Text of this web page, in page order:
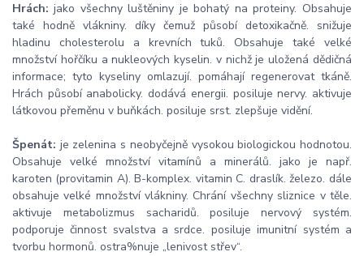
Hrách: jako všechny luštěniny je bohatý na proteiny. Obsahuje
také hodně vlákniny. díky čemuž působí detoxikačně. snižuje
hladinu cholesterolu a krevních tuků. Obsahuje také velké
množství hořčíku a nukleových kyselin. v nichž je uložená dědičná
informace; tyto kyseliny omlazují. pomáhají regenerovat tkáně.
Hrách působí anabolicky. dodává energii. posiluje nervy. aktivuje
látkovou přeměnu v buňkách. posiluje srst. zlepšuje vidění.
Špenát: je zelenina s neobyčejně vysokou biologickou hodnotou.
Obsahuje velké množství vitamínů a minerálů. jako je např.
karoten (provitamin A). B-komplex. vitamin C. draslík. železo. dále
obsahuje velké množství vlákniny. Chrání všechny sliznice v těle.
aktivuje metabolizmus sacharidů. posiluje nervový systém.
podporuje činnost svalstva a srdce. posiluje imunitní systém a
tvorbu hormonů. ostra%nuje „lenivost střev“.